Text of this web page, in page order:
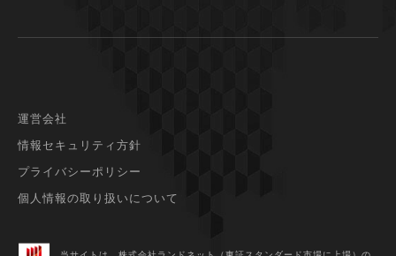
運営会社
情報セキュリティ方針
プライバシーポリシー
個人情報の取り扱いについて